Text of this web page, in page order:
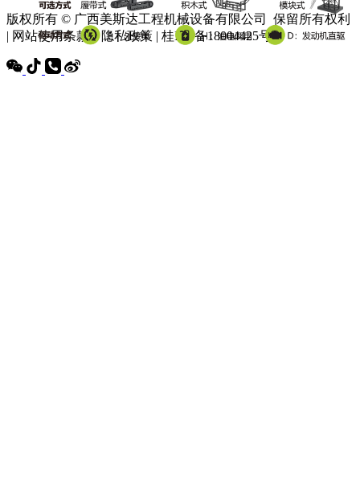
版权所有 © 广西美斯达工程机械设备有限公司 保留所有权利
| 网站使用条款 | 隐私政策 | 桂ICP备18004425号-3